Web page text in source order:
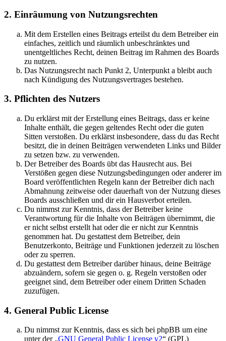
2. Einräumung von Nutzungsrechten
Mit dem Erstellen eines Beitrags erteilst du dem Betreiber ein
einfaches, zeitlich und räumlich unbeschränktes und
unentgeltliches Recht, deinen Beitrag im Rahmen des Boards
zu nutzen.
Das Nutzungsrecht nach Punkt 2, Unterpunkt a bleibt auch
nach Kündigung des Nutzungsvertrages bestehen.
3. Pflichten des Nutzers
Du erklärst mit der Erstellung eines Beitrags, dass er keine
Inhalte enthält, die gegen geltendes Recht oder die guten
Sitten verstoßen. Du erklärst insbesondere, dass du das Recht
besitzt, die in deinen Beiträgen verwendeten Links und Bilder
zu setzen bzw. zu verwenden.
Der Betreiber des Boards übt das Hausrecht aus. Bei
Verstößen gegen diese Nutzungsbedingungen oder anderer im
Board veröffentlichten Regeln kann der Betreiber dich nach
Abmahnung zeitweise oder dauerhaft von der Nutzung dieses
Boards ausschließen und dir ein Hausverbot erteilen.
Du nimmst zur Kenntnis, dass der Betreiber keine
Verantwortung für die Inhalte von Beiträgen übernimmt, die
er nicht selbst erstellt hat oder die er nicht zur Kenntnis
genommen hat. Du gestattest dem Betreiber, dein
Benutzerkonto, Beiträge und Funktionen jederzeit zu löschen
oder zu sperren.
Du gestattest dem Betreiber darüber hinaus, deine Beiträge
abzuändern, sofern sie gegen o. g. Regeln verstoßen oder
geeignet sind, dem Betreiber oder einem Dritten Schaden
zuzufügen.
4. General Public License
Du nimmst zur Kenntnis, dass es sich bei phpBB um eine
unter der „GNU General Public License v2“ (GPL)